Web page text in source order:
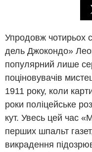
Упродовж чотирьох
дель Джокондо»
популярний лише
поціновувачів
1911 року, коли
роки поліцейське
кут. Увесь цей час
перших шпальт
викрадення